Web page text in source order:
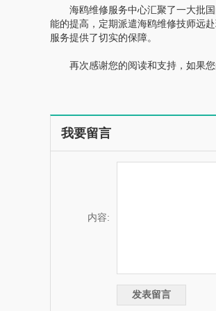
海鸥维修服务中心汇聚了一大批国
能的提高，定期派遣海鸥维修技师远
服务提供了切实的保障。
再次感谢您的阅读和支持，如果您
我要留言
内容: